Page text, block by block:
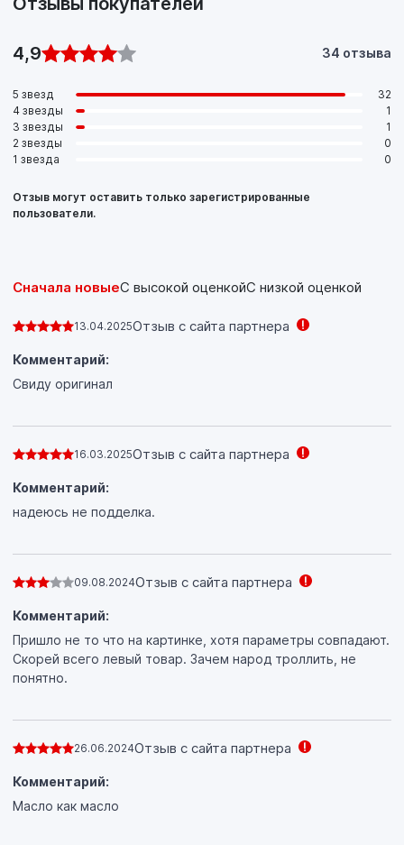
4,9 34 отзыва
5 звезд
32
4 звезды
1
3 звезды
1
2 звезды
0
1 звезда
0
Отзыв могут оставить только зарегистрированные
пользователи.
Сначала новыеС высокой оценкойС низкой оценкой
13.04.2025Отзыв с сайта партнера
Комментарий:
Свиду оригинал
16.03.2025Отзыв с сайта партнера
Комментарий:
надеюсь не подделка.
09.08.2024Отзыв с сайта партнера
Комментарий:
Пришло не то что на картинке, хотя параметры совпадают.
Скорей всего левый товар. Зачем народ троллить, не
понятно.
26.06.2024Отзыв с сайта партнера
Комментарий:
Масло как масло